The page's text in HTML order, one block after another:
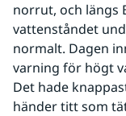
norrut, och längs
vattenståndet
normalt. Dagen
varning för högt
Det hade
händer titt som